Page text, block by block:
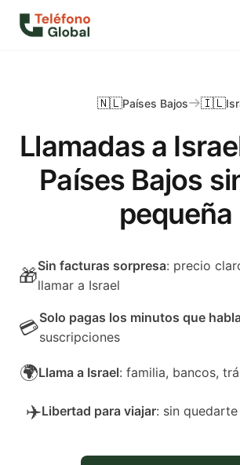
Llamadas a
Países Bajos
pequeña
🇳🇱Países Bajos 🇮🇱
🎁Sin facturas sorpresa: precio
llamar a Israel
💳Solo pagas los minutos que
suscripciones
🌍Llama a Israel: familia, bancos,
✈️Libertad para viajar: sin